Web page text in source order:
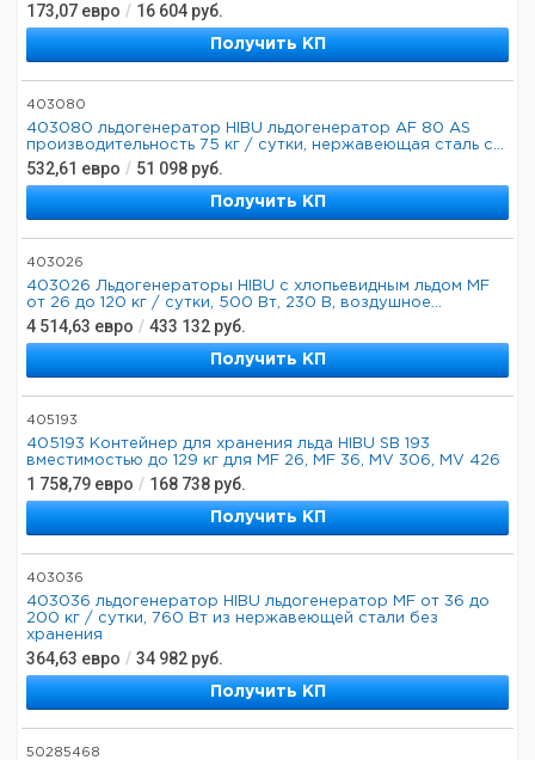
173,07 евро / 16 604 руб.
Получить КП
403080
403080 льдогенератор HIBU льдогенератор AF 80 AS
производительность 75 кг / сутки, нержавеющая сталь с...
532,61 евро / 51 098 руб.
Получить КП
403026
403026 Льдогенераторы HIBU с хлопьевидным льдом MF
от 26 до 120 кг / сутки, 500 Вт, 230 В, воздушное...
4 514,63 евро / 433 132 руб.
Получить КП
405193
405193 Контейнер для хранения льда HIBU SB 193
вместимостью до 129 кг для MF 26, MF 36, MV 306, MV 426
1 758,79 евро / 168 738 руб.
Получить КП
403036
403036 льдогенератор HIBU льдогенератор MF от 36 до
200 кг / сутки, 760 Вт из нержавеющей стали без
хранения
364,63 евро / 34 982 руб.
Получить КП
50285468